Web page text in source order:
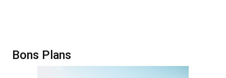
Bons Plans